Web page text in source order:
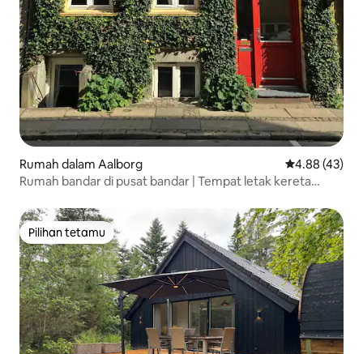
Rumah dalam Aalborg Penarafan
4.88 (43)
Rumah bandar di pusat bandar | Tempat letak kereta
Pilihan tetamu
Pilihan tetamu